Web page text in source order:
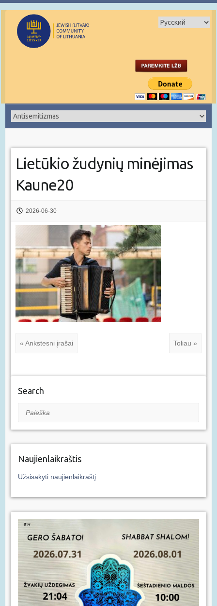
Lietūkio žudynių minėjimas
Kaune20
2026-06-30
« Ankstesni įrašai Toliau »
Search
Paieška
Naujienlaikraštis
Užsisakyti naujienlaikraštį